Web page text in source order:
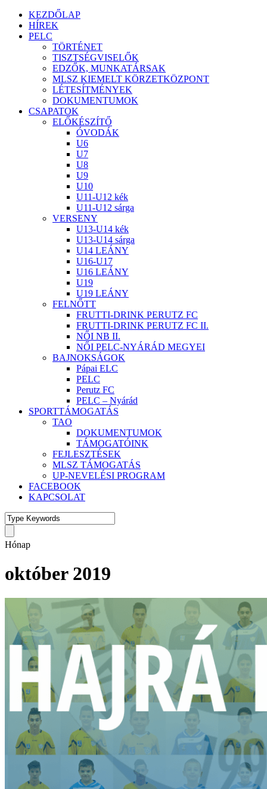
KEZDŐLAP
HÍREK
PELC
TÖRTÉNET
TISZTSÉGVISELŐK
EDZŐK, MUNKATÁRSAK
MLSZ KIEMELT KÖRZETKÖZPONT
LÉTESÍTMÉNYEK
DOKUMENTUMOK
CSAPATOK
ELŐKÉSZÍTŐ
ÓVODÁK
U6
U7
U8
U9
U10
U11-U12 kék
U11-U12 sárga
VERSENY
U13-U14 kék
U13-U14 sárga
U14 LEÁNY
U16-U17
U16 LEÁNY
U19
U19 LEÁNY
FELNŐTT
FRUTTI-DRINK PERUTZ FC
FRUTTI-DRINK PERUTZ FC II.
NŐI NB II.
NŐI PELC-NYÁRÁD MEGYEI
BAJNOKSÁGOK
Pápai ELC
PELC
Perutz FC
PELC – Nyárád
SPORTTÁMOGATÁS
TAO
DOKUMENTUMOK
TÁMOGATÓINK
FEJLESZTÉSEK
MLSZ TÁMOGATÁS
UP-NEVELÉSI PROGRAM
FACEBOOK
KAPCSOLAT
Hónap
október 2019